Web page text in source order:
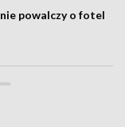
powalczy o fotel